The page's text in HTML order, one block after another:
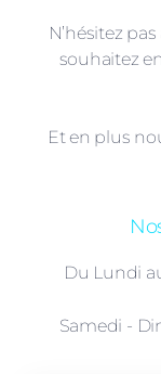
N’hésitez
souhaitez
Et en plus
Du Lundi
Samedi -